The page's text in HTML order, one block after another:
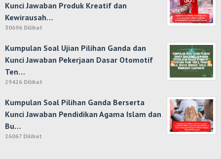
Kunci Jawaban Produk Kreatif dan
Kewirausah…
30696 Dilihat
Kumpulan Soal Ujian Pilihan Ganda dan
Kunci Jawaban Pekerjaan Dasar Otomotif
Ten…
29426 Dilihat
Kumpulan Soal Pilihan Ganda Berserta
Kunci Jawaban Pendidikan Agama Islam dan
Bu…
26067 Dilihat